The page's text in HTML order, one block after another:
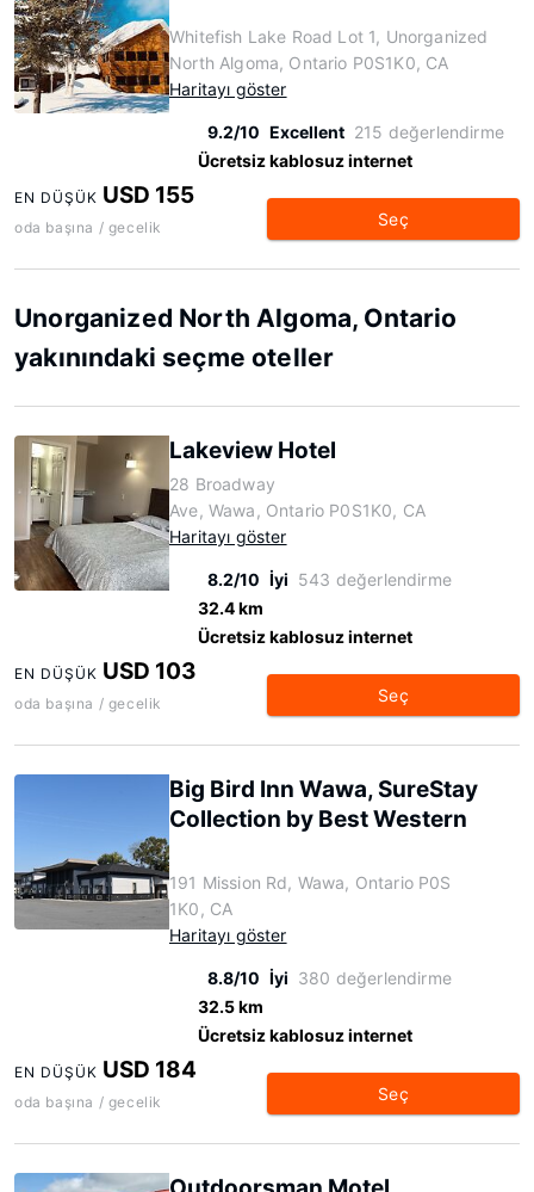
Whitefish Lake Road Lot 1, Unorganized
North Algoma, Ontario P0S1K0, CA
Haritayı göster
9.2/10 Excellent 215 değerlendirme
Ücretsiz kablosuz internet
EN DÜŞÜK USD 155
oda başına / gecelik Seç
Unorganized North Algoma, Ontario
yakınındaki seçme oteller
Lakeview Hotel
28 Broadway
Ave, Wawa, Ontario P0S1K0, CA
Haritayı göster
8.2/10 İyi 543 değerlendirme
32.4 km
Ücretsiz kablosuz internet
EN DÜŞÜK USD 103
oda başına / gecelik Seç
Big Bird Inn Wawa, SureStay
Collection by Best Western
191 Mission Rd, Wawa, Ontario P0S
1K0, CA
Haritayı göster
8.8/10 İyi 380 değerlendirme
32.5 km
Ücretsiz kablosuz internet
EN DÜŞÜK USD 184
oda başına / gecelik Seç